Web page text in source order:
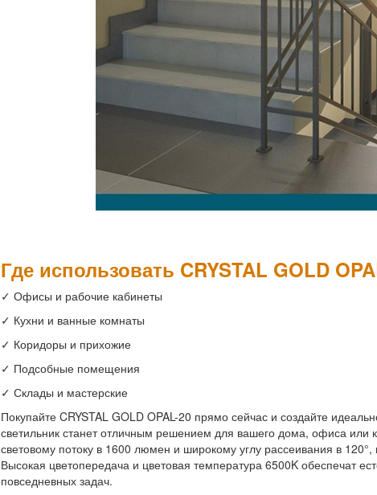
Где использовать CRYSTAL GOLD
✓ Офисы и рабочие кабинеты
✓ Кухни и ванные комнаты
✓ Коридоры и прихожие
✓ Подсобные помещения
✓ Склады и мастерские
Покупайте CRYSTAL GOLD OPAL-20 прямо сейчас и создайте
светильник станет отличным решением для вашего дома, офиса или
световому потоку в 1600 люмен и широкому углу рассеивания в
Высокая цветопередача и цветовая температура 6500K обеспечат
повседневных задач.